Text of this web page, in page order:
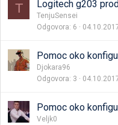
T Logitech g203
TenjuSensei
Odgovora 6
Pomoc oko
Djokara96
Odgovora 3
Pomoc oko
Veljk0